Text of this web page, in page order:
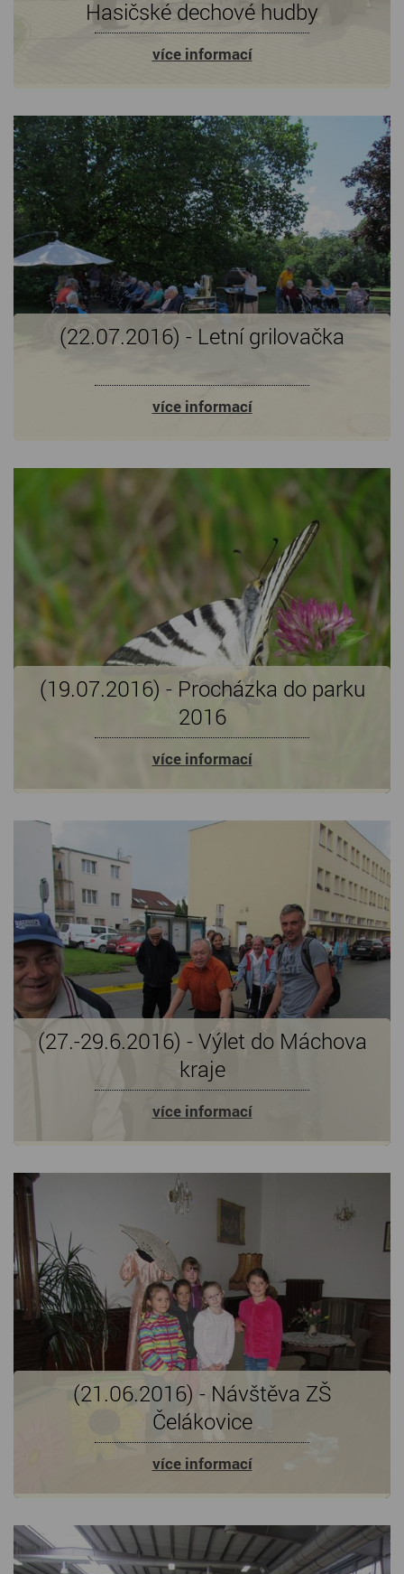
Hasičské dechové hudby
více informací
(22.07.2016) - Letní grilovačka
více informací
(19.07.2016) - Procházka do parku
2016
více informací
(27.-29.6.2016) - Výlet do Máchova
kraje
více informací
(21.06.2016) - Návštěva ZŠ
Čelákovice
více informací